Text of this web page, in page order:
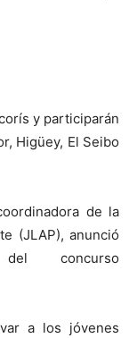
y participarán
Higüey, El Seibo
de la
(JLAP), anunció
concurso
a los jóvenes